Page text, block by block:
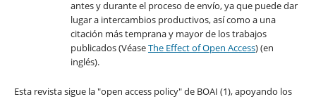
antes y durante el proceso de envío, ya que puede dar
lugar a intercambios productivos, así como a una
citación más temprana y mayor de los trabajos
publicados (VéaseThe Effect of Open Access) (en
inglés).
Esta revista sigue la "open access policy" de BOAI (1), apoyando los